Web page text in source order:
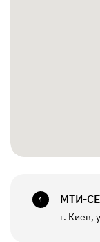
1 МТИ-
г. Киев,